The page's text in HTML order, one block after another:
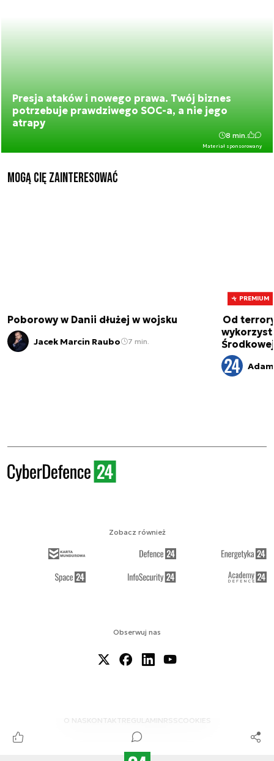
Presja ataków i nowego prawa. Twój biznes
potrzebuje prawdziwego SOC-a, a nie jego
atrapy
Materiał sponsorowany
8 min.
Mogą Cię zainteresować
Poborowy w Danii dłużej w wojsku
Jacek Marcin Raubo 7 min.
PREMIUM
Od
Środkowej
Obserwuj nas
O NAS KONTAKTREGULAMINRSS COOKIES
Zobacz również